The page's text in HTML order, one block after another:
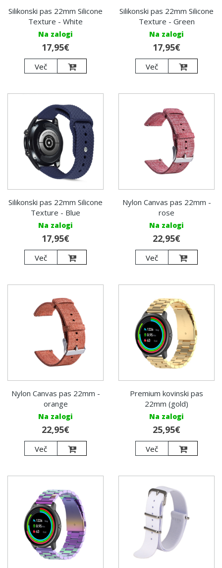
Silikonski pas 22mm Silicone
Texture - White
Na zalogi
17,95€
Več
Silikonski pas 22mm Silicone
Texture - Green
Na zalogi
17,95€
Več
Silikonski pas 22mm Silicone
Texture - Blue
Na zalogi
17,95€
Več
Nylon Canvas pas 22mm -
rose
Na zalogi
22,95€
Več
Nylon Canvas pas 22mm -
orange
Na zalogi
22,95€
Več
Premium kovinski pas
22mm (gold)
Na zalogi
25,95€
Več